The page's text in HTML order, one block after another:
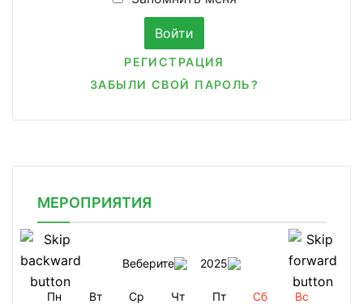
РЕГИСТРАЦИЯ
ЗАБЫЛИ СВОЙ ПАРОЛЬ?
МЕРОПРИЯТИЯ
Веберите 2025
Пн Вт Ср Чт Пт Сб Вс